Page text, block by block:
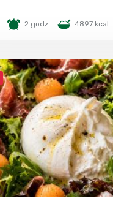
2 godz. 4897 kcal